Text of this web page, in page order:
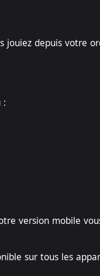
depuis votre
:
version mobile
sur tous les